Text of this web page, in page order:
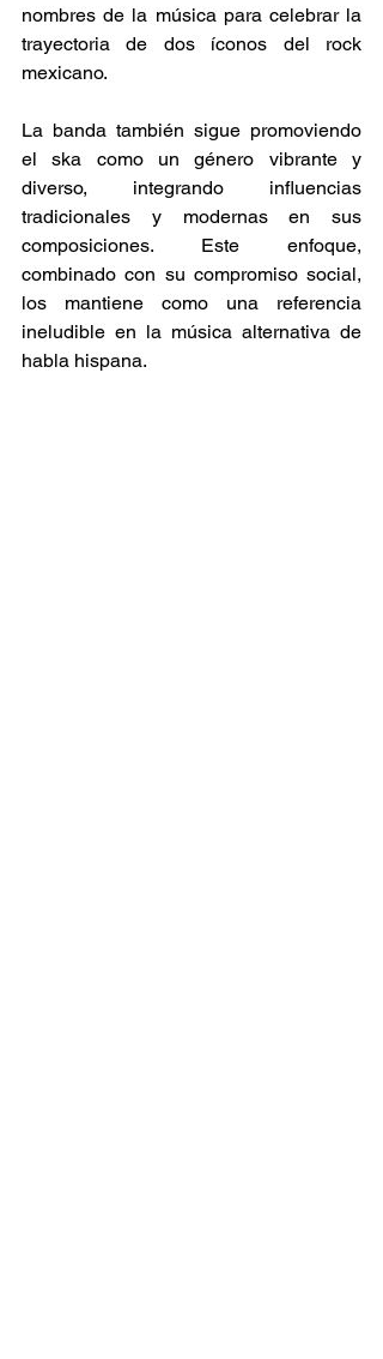
nombres de la música para celebrar la
trayectoria de dos íconos del rock
mexicano​.
La banda también sigue promoviendo
el ska como un género vibrante y
diverso, integrando influencias
tradicionales y modernas en sus
composiciones. Este enfoque,
combinado con su compromiso social,
los mantiene como una referencia
ineludible en la música alternativa de
habla hispana.